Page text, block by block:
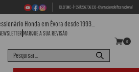
TELEFONE - (+351) 266 736 333 - Chamada rede fixa nacional
Honda em Évora desde 1993...
MARQUE A SUA REVISÃO
0